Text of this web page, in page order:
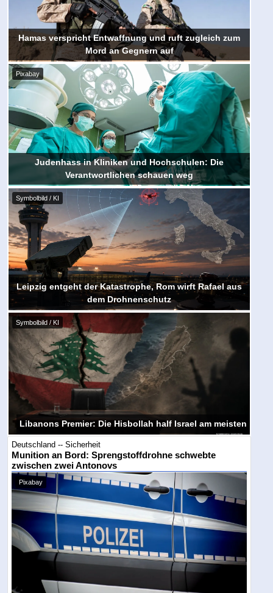
Hamas verspricht Entwaffnung und ruft zugleich zum
Mord an Gegnern auf
Pixabay
Judenhass in Kliniken und Hochschulen: Die
Verantwortlichen schauen weg
Symbolbild / KI
Leipzig entgeht der Katastrophe, Rom wirft Rafael aus
dem Drohnenschutz
Symbolbild / KI
Libanons Premier: Die Hisbollah half Israel am meisten
Deutschland -- Sicherheit
Munition an Bord: Sprengstoffdrohne schwebte
zwischen zwei Antonovs
Pixabay